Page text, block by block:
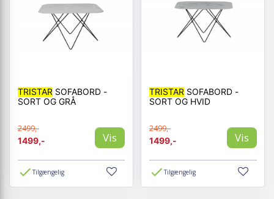
TRISTAR SOFABORD -
SORT OG GRÅ
2499,-
1499,-
Vis
Tilgængelig
TRISTAR SOFABORD -
SORT OG HVID
2499,-
1499,-
Vis
Tilgængelig